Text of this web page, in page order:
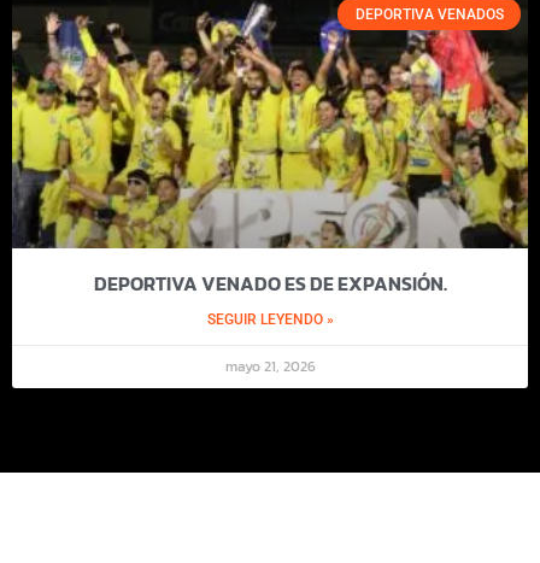
DEPORTIVA VENADOS
DEPORTIVA VENADO ES DE EXPANSIÓN.
SEGUIR LEYENDO »
mayo 21, 2026